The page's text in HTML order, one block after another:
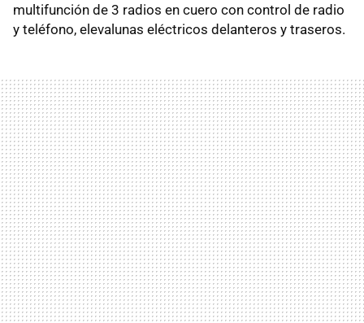
multifunción de 3 radios en cuero con control de radio
y teléfono, elevalunas eléctricos delanteros y traseros.